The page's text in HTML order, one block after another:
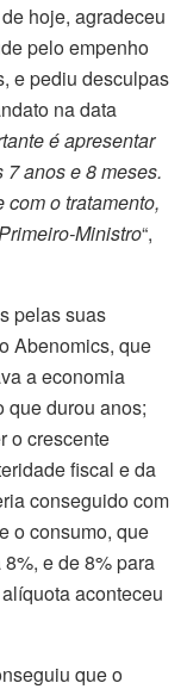
hoje, agradeceu
pelo empenho
e pediu desculpas
na data
é apresentar
anos e 8 meses.
o tratamento,
Ministro“,
pelas suas
Abenomics, que
a economia
que durou anos;
o crescente
fiscal e da
conseguido com
o consumo, que
e de 8% para
aconteceu
que o